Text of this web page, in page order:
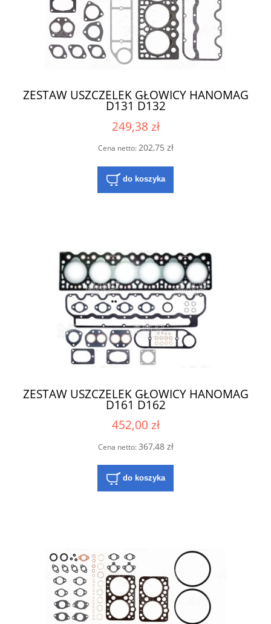
ZESTAW USZCZELEK GŁOWICY HANOMAG
D131 D132
249,38 zł
Cena netto:202,75 zł
do koszyka
ZESTAW USZCZELEK GŁOWICY HANOMAG
D161 D162
452,00 zł
Cena netto:367,48 zł
do koszyka